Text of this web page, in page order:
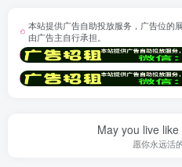
本站提供广告自助投放服务，广告位的
由广告主自行承担。
May you live
愿你永远活